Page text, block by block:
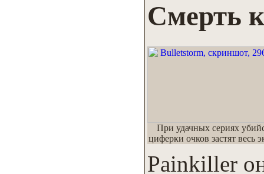
Смерть
При удачных сериях
циферки очков застят весь
Painkiller